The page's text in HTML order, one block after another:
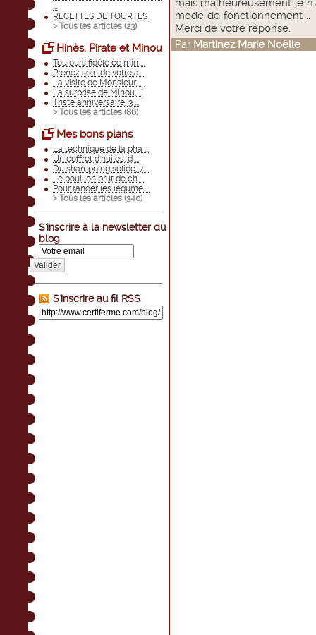
...
RECETTES DE TOURTES
> Tous les articles (23)
Hinès, Pirate et Minou
Toujours fidèle ce min ...
Prenez soin de votre a ...
La visite de Monsieur ...
La surprise de Minou, ...
Triste anniversaire, 3 ...
> Tous les articles (86)
Mes bons plans
La technique de la pha ...
Un coffret d'huiles, d ...
Du shampoing solide, 7 ...
Le bouillon brut de ch ...
Pour ranger les légume ...
> Tous les articles (340)
S'inscrire à la newsletter du
blog
Valider
S'inscrire au fil RSS
mais malheureusement je
mode de fonctionnement
Merci de votre réponse.
Par Martinez Marie Noëllele